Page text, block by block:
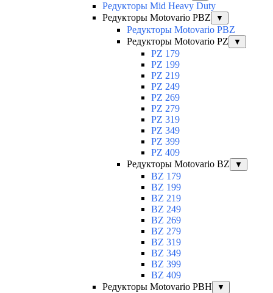
Редукторы Mid Heavy Duty
Редукторы Motovario PBZ
▼
Редукторы Motovario PBZ
Редукторы Motovario PZ
▼
PZ 179
PZ 199
PZ 219
PZ 249
PZ 269
PZ 279
PZ 319
PZ 349
PZ 399
PZ 409
Редукторы Motovario BZ
▼
BZ 179
BZ 199
BZ 219
BZ 249
BZ 269
BZ 279
BZ 319
BZ 349
BZ 399
BZ 409
Редукторы Motovario PBH
▼